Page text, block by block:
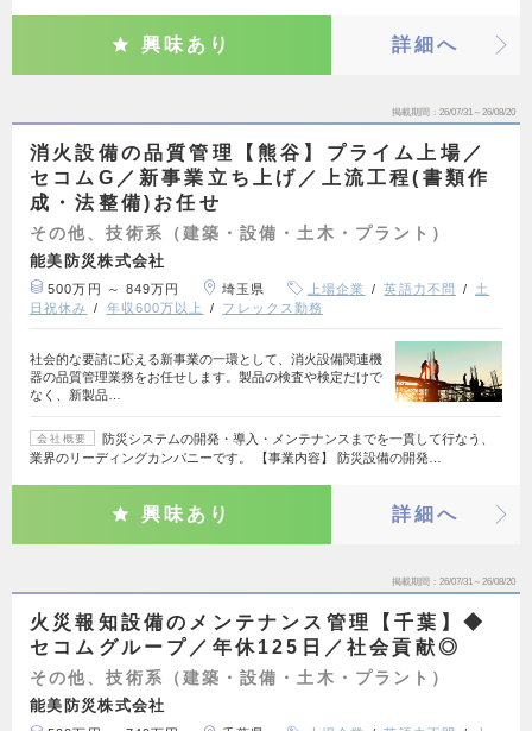
興味あり 詳細へ
掲載期間 26/07/31～26/08/20
消火設備の品質管理【熊谷】プライム上場／
セコムG／新事業立ち上げ／上流工程(書類作
成・法整備)お任せ
その他、技術系（建築・設備・土木・プラント）
能美防災株式会社
500万円 ～ 849万円 埼玉県 上場企業 英語力不問
土
日祝休み
年収600万以上 フレックス勤務
社会的な要請に応える新事業の一環として、消火設備関連機
器の品質管理業務をお任せします。製品の検査や検定だけで
なく、新製品…
会社概要
防災システムの開発・導入・メンテナンスまでを一貫して行なう、
業界のリーディングカンパニーです。 【事業内容】 防災設備の開発…
興味あり 詳細へ
掲載期間 26/07/31～26/08/20
火災報知設備のメンテナンス管理【千葉】◆
セコムグループ／年休125日／社会貢献◎
その他、技術系（建築・設備・土木・プラント）
能美防災株式会社